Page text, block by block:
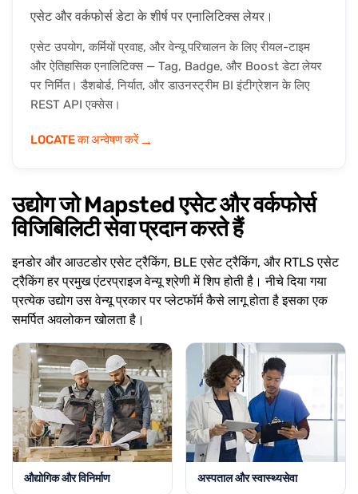
एसेट और वर्कफोर्स डेटा के शीर्ष पर एनालिटिक्स लेयर।
एसेट उपयोग, कर्मियों प्रवाह, और वेन्यू परिचालन के लिए रीयल-टाइम
और ऐतिहासिक एनालिटिक्स — Tag, Badge, और Boost डेटा लेयर
पर निर्मित। डैशबोर्ड, निर्यात, और डाउनस्ट्रीम BI इंटीग्रेशन के लिए
REST API एक्सेस।
LOCATE का अन्वेषण करें→
उद्योग जो Mapsted एसेट और वर्कफोर्स
विजिबिलिटी सेवा प्रदान करते हैं
इनडोर और आउटडोर एसेट ट्रैकिंग, BLE एसेट ट्रैकिंग, और RTLS एसेट
ट्रैकिंग हर प्रमुख एंटरप्राइज वेन्यू श्रेणी में शिप होती है। नीचे दिया गया
प्रत्येक उद्योग उस वेन्यू प्रकार पर प्लेटफॉर्म कैसे लागू होता है इसका एक
समर्पित अवलोकन खोलता है।
औद्योगिक और विनिर्माण अस्पताल और स्वास्थ्यसेवा